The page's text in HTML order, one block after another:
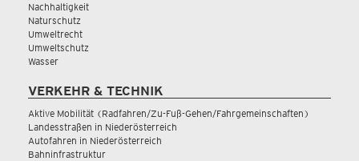
Nachhaltigkeit
Naturschutz
Umweltrecht
Umweltschutz
Wasser
VERKEHR & TECHNIK
Aktive Mobilität (Radfahren/Zu-Fuß-Gehen/Fahrgemeinschaften)
Landesstraßen in Niederösterreich
Autofahren in Niederösterreich
Bahninfrastruktur